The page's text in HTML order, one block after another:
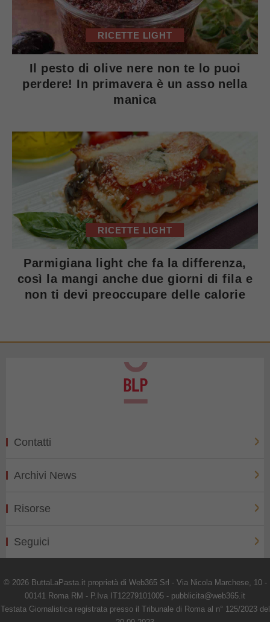
RICETTE LIGHT
Il pesto di olive nere non te lo puoi
perdere! In primavera è un asso nella
manica
RICETTE LIGHT
Parmigiana light che fa la differenza,
così la mangi anche due giorni di fila e
non ti devi preoccupare delle calorie
Contatti
Archivi News
Risorse
Seguici
© 2026 ButtaLaPasta.it proprietà di Web365 Srl - Via Nicola Marchese, 10 -
00141 Roma RM - P.Iva IT12279101005 - pubblicita@web365.it
Testata Giornalistica registrata presso il Tribunale di Roma al n° 125/2023 del